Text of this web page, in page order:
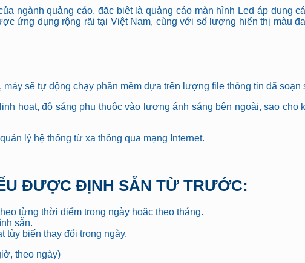
ngành quảng cáo, đặc biệt là quảng cáo màn hình Led áp dụng
ứng dụng rộng rãi tại Việt Nam, cùng với số lượng hiển thị màu
sẽ tự động chạy phần mềm dựa trên lượng file thông tin đã soạn
hoạt, độ sáng phụ thuộc vào lượng ánh sáng bên ngoài, sao
lý hệ thống từ xa thông qua mạng Internet.
ĐƯỢC ĐỊNH SẴN TỪ TRƯỚC:
từng thời điểm trong ngày hoặc theo tháng.
sẵn.
biến thay đổi trong ngày.
theo ngày)